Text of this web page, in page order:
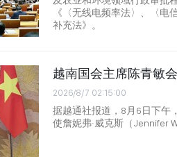
《〈无线电频率法〉、〈
补充法》。
越南国会主席陈青敏
2026/8/7 02:15:00
据越通社报道，8月6日下午
使詹妮弗·威克斯（Jennifer